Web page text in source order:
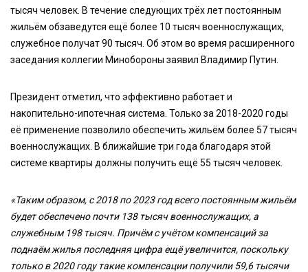
тысяч человек. В течение следующих трёх лет постоянным
жильём обзаведутся ещё более 10 тысяч военнослужащих,
служебное получат 90 тысяч. Об этом во время расширенного
заседания коллегии Минобороны заявил Владимир Путин.
Президент отметил, что эффективно работает и
накопительно-ипотечная система. Только за 2018-2020 годы
её применение позволило обеспечить жильём более 57 тысяч
военнослужащих. В ближайшие три года благодаря этой
системе квартиры должны получить ещё 55 тысяч человек.
«Таким образом, с 2018 по 2023 год всего постоянным жильём
будет обеспечено почти 138 тысяч военнослужащих, а
служебным 198 тысяч. Причём с учётом компенсаций за
поднаём жилья последняя цифра ещё увеличится, поскольку
только в 2020 году такие компенсации получили 59,6 тысячи